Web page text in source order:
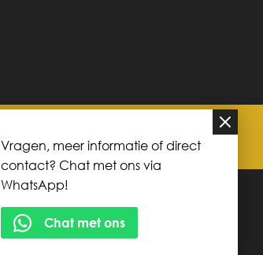
Vragen, meer informatie of direct
contact? Chat met ons via
WhatsApp!
Chat met ons